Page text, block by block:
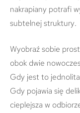
nakrapiany potrafi
subtelnej struktury.
Wyobraź sobie
obok dwie
Gdy jest to
Gdy pojawia się
cieplejsza w